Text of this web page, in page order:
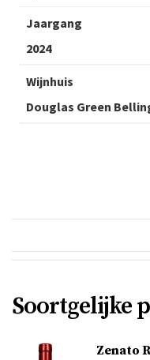
Jaargang
2024
Wijnhuis
Douglas Green
Soortgelijke
Zenato